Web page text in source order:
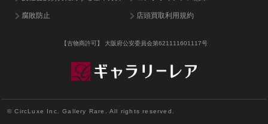
腐敗防止 店頭買取利用規約
【古物商許可】 大阪府公安委員会第621111601117号
© CircLuxe Inc. Gallery Rare. All rights reserved.